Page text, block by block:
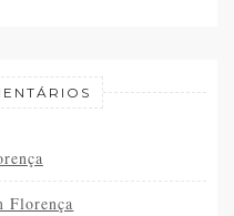
Florença